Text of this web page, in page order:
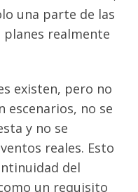
una parte de las
planes realmente
existen, pero no
escenarios, no se
y no se
reales. Esto
del
un requisito